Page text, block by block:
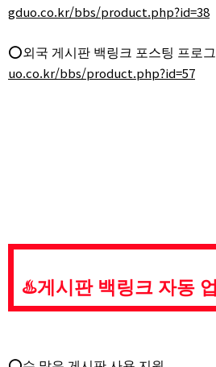
gduo.co.kr/bbs/product.php?id=38
⭕외국 게시판 백링크 포스팅 프로
uo.co.kr/bbs/product.php?id=57
♨️게시판 백링크 자동